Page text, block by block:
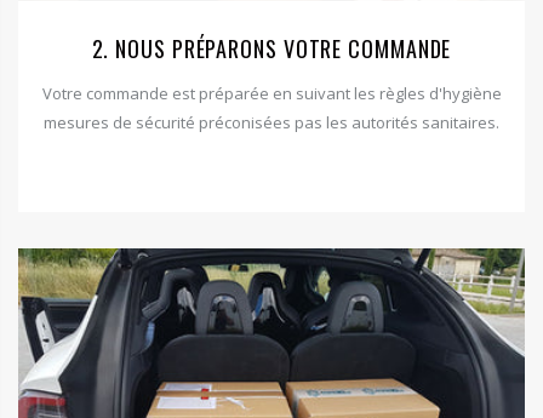
2. NOUS PRÉPARONS VOTRE COMMANDE
Votre commande est préparée en suivant les règles d'hygiène
mesures de sécurité préconisées pas les autorités sanitaires.